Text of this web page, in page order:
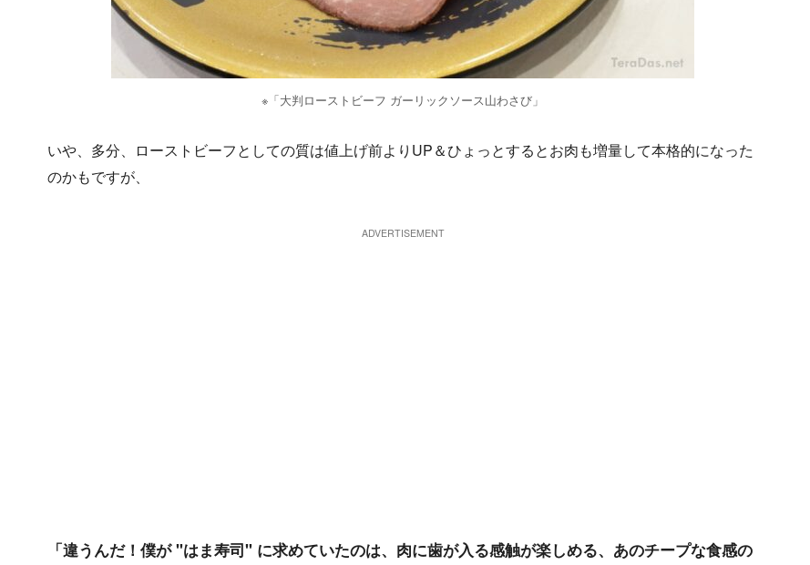
※「大判ローストビーフ ガーリックソース山わさび」
いや、多分、ローストビーフとしての質は値上げ前よりUP＆ひょっとするとお肉も増量して本格的になった
のかもですが、
「違うんだ！僕が "はま寿司" に求めていたのは、肉に歯が入る感触が楽しめる、あのチープな食感の